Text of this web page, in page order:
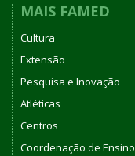
MAIS FAMED
Cultura
Extensão
Pesquisa e Inovação
Atléticas
Centros
Coordenação de Ensino